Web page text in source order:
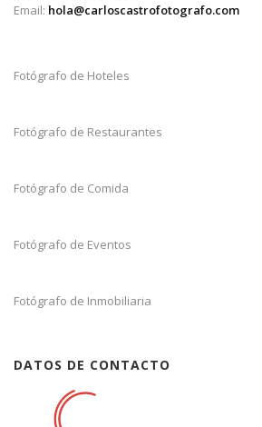
Email: hola@carloscastrofotografo.com
Fotógrafo de Hoteles
Fotógrafo de Restaurantes
Fotógrafo de Comida
Fotógrafo de Eventos
Fotógrafo de Inmobiliaria
DATOS DE CONTACTO